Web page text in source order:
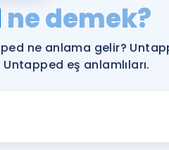
YDS ve YÖKDİL
YDS ve YÖKDİL'e
Tüm ÖSYM
ne demek?
ne anlama gelir?
eş anlamlıları.